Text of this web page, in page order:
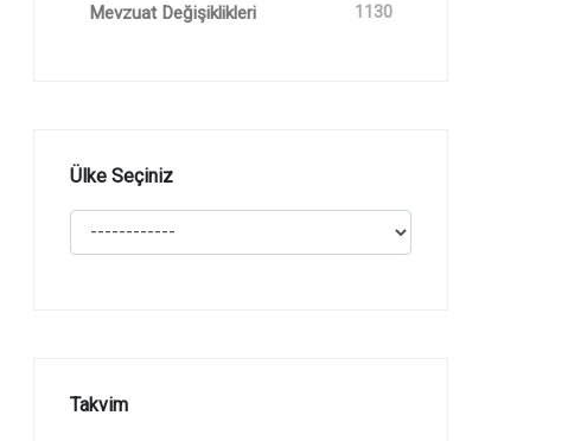
Mevzuat Değişiklikleri 1130
Ülke Seçiniz
Takvim